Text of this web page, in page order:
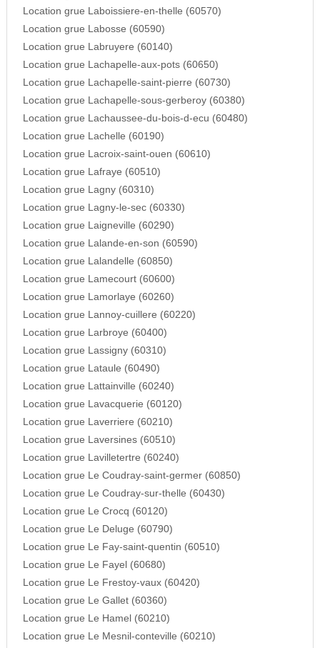
Location grue Laboissiere-en-thelle (60570)
Location grue Labosse (60590)
Location grue Labruyere (60140)
Location grue Lachapelle-aux-pots (60650)
Location grue Lachapelle-saint-pierre (60730)
Location grue Lachapelle-sous-gerberoy (60380)
Location grue Lachaussee-du-bois-d-ecu (60480)
Location grue Lachelle (60190)
Location grue Lacroix-saint-ouen (60610)
Location grue Lafraye (60510)
Location grue Lagny (60310)
Location grue Lagny-le-sec (60330)
Location grue Laigneville (60290)
Location grue Lalande-en-son (60590)
Location grue Lalandelle (60850)
Location grue Lamecourt (60600)
Location grue Lamorlaye (60260)
Location grue Lannoy-cuillere (60220)
Location grue Larbroye (60400)
Location grue Lassigny (60310)
Location grue Lataule (60490)
Location grue Lattainville (60240)
Location grue Lavacquerie (60120)
Location grue Laverriere (60210)
Location grue Laversines (60510)
Location grue Lavilletertre (60240)
Location grue Le Coudray-saint-germer (60850)
Location grue Le Coudray-sur-thelle (60430)
Location grue Le Crocq (60120)
Location grue Le Deluge (60790)
Location grue Le Fay-saint-quentin (60510)
Location grue Le Fayel (60680)
Location grue Le Frestoy-vaux (60420)
Location grue Le Gallet (60360)
Location grue Le Hamel (60210)
Location grue Le Mesnil-conteville (60210)